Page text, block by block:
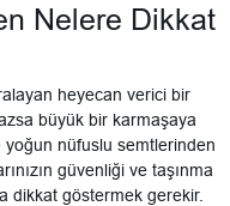
Nelere Dikkat
heyecan verici bir
büyük bir karmaşaya
yoğun nüfuslu semtlerinden
güvenliği ve taşınma
dikkat göstermek gerekir.